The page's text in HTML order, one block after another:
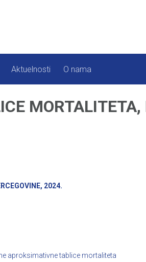
Aktuelnosti O nama
2024.
aproksimativne tablice mortaliteta